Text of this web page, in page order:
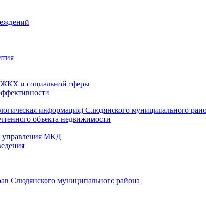
ЖКХ и социальной сферы
информация) Слюдянского муниципального
объекта недвижимости
управления МКД
Слюдянского муниципального района